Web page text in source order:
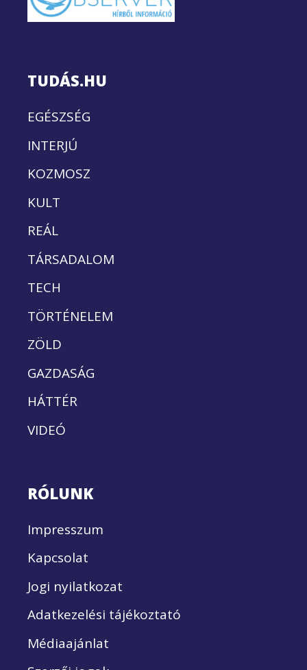
TUDÁS.HU
EGÉSZSÉG
INTERJÚ
KOZMOSZ
KULT
REÁL
TÁRSADALOM
TECH
TÖRTÉNELEM
ZÖLD
GAZDASÁG
HÁTTÉR
VIDEÓ
RÓLUNK
Impresszum
Kapcsolat
Jogi nyilatkozat
Adatkezelési tájékoztató
Médiaajánlat